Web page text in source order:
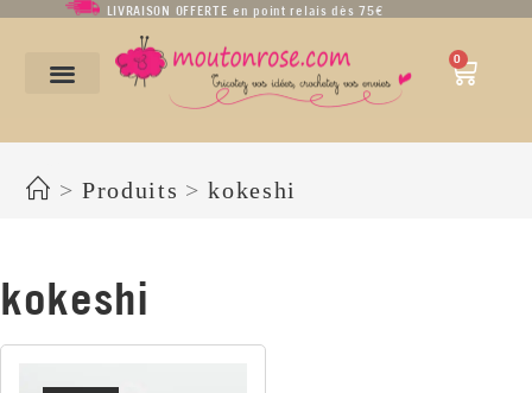
LIVRAISON OFFERTE en point relais dès 75€
0
> Produits > kokeshi
kokeshi